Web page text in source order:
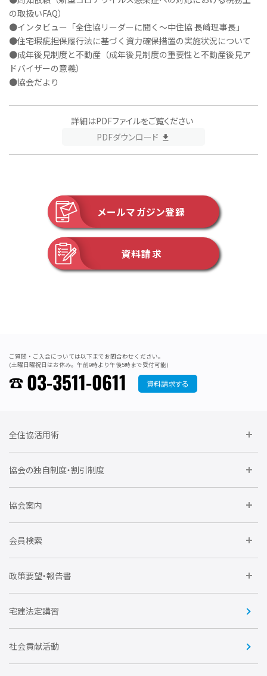
の取扱いFAQ）
●インタビュー「全住協リーダーに聞く～中住協 長崎理事長」
●住宅瑕疵担保履行法に基づく資力確保措置の実施状況について
●成年後見制度と不動産（成年後見制度の重要性と不動産後見ア
ドバイザーの意義）
●協会だより
詳細はPDFファイルをご覧ください
PDFダウンロード
メールマガジン登録
資料請求
ご質問・ご入会については以下までお問合わせください。
(土曜日曜祝日はお休み。午前9時より午後5時まで受付可能)
03-3511-0611 資料請求する
全住協活用術
委員会に参加しよう
要望活動に参加しよう
協会の独自制度・割引制度
住宅瑕疵担保責任保険割引制度
全住協NET
不動産後見アドバイザー資格講習
会
全住協ビジネスショップ
協会案内
運営組織
トライアル会員制度
会員検索
企業会員
賛助会員
政策要望・報告書
住宅・土地税制改正要望
優良事業表彰
宅建法定講習
社会貢献活動